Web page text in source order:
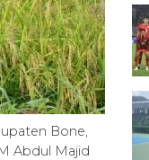
Bone,
Abdul Majid